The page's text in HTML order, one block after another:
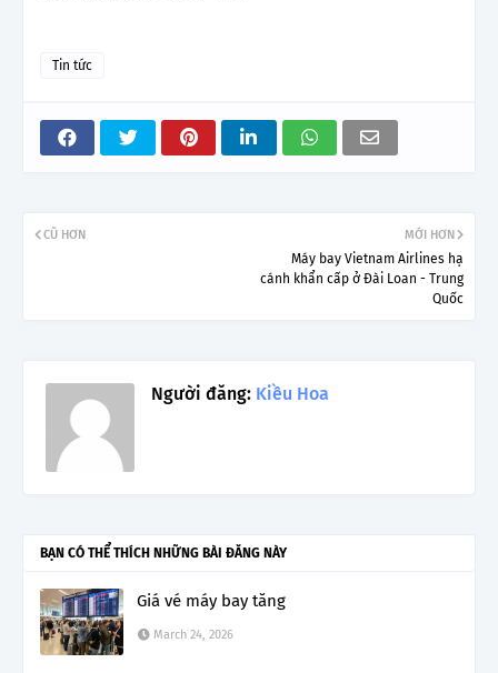
Tin tức
MỚI HƠN
Máy bay Vietnam Airlines hạ
cánh khẩn cấp ở Đài Loan - Trung
Quốc
CŨ HƠN
Người đăng: Kiều Hoa
BẠN CÓ THỂ THÍCH NHỮNG BÀI ĐĂNG NÀY
Giá vé máy bay tăng
March 24, 2026